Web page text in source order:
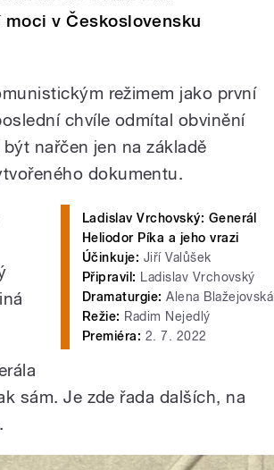
v Československu
režimem jako první
chvíle odmítal obvinění
nařčen jen na základě
dokumentu.
Ladislav Vrchovský: Generál
Heliodor Píka a jeho vrazi
Účinkuje: Jiří Valůšek
Připravil: Ladislav Vrchovský
Dramaturgie: Alena Blažejovská
Režie: Radim Nejedlý
Premiéra: 2. 7. 2022
sám. Je zde řada dalších, na